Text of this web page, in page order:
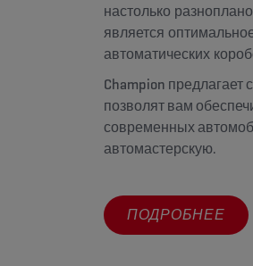
настолько
является
автоматических
Champion
позволят вам
современных
автомастерскую.
ПОДРОБНЕЕ